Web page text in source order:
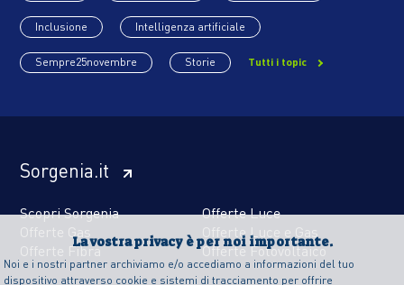
La vostra privacy è per noi importante.
Noi e i nostri partner archiviamo e/o accediamo a informazioni del tuo
dispositivo attraverso cookie e sistemi di tracciamento per offrire
Inclusione Intelligenza artificiale
Sempre25novembre Storie Tutti i topic
Sorgenia.it
Scopri Sorgenia
Offerte Luce
Offerte Gas
Offerte Luce e Gas
Offerte Fibra
Offerte Fotovoltaico